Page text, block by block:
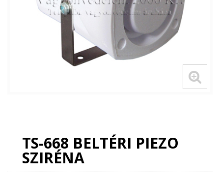
TS-668 BELTÉRI PIEZO
SZIRÉNA